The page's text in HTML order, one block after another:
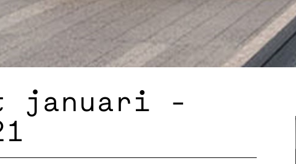
januari -